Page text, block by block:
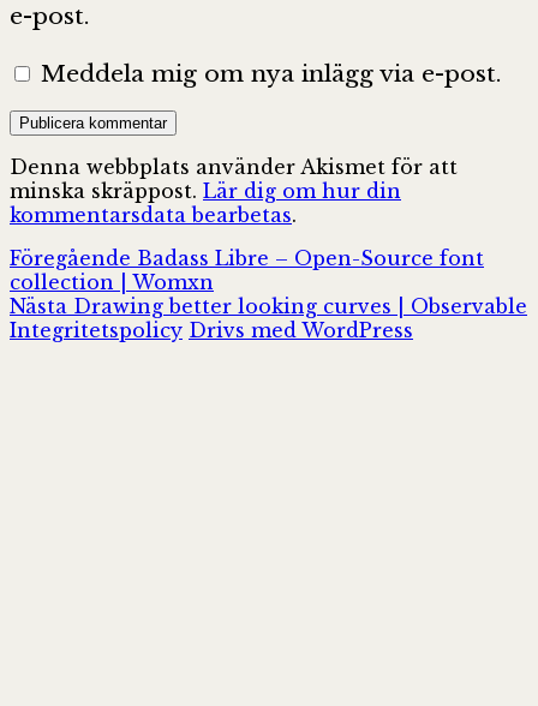
e-post.
Meddela mig om nya inlägg via e-post.
Denna webbplats använder Akismet för att
minska skräppost. Lär dig om hur din
kommentarsdata bearbetas.
Inläggsnavigering
Föregående Föregående
inlägg:
Badass Libre – Open-Source font
collection | Womxn
Nästa Nästa
inlägg:
Drawing better looking curves | Observable
Integritetspolicy Drivs med WordPress